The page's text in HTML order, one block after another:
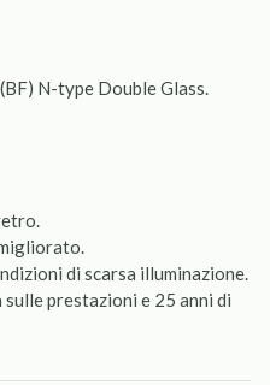
N-type Double Glass.
di scarsa illuminazione.
prestazioni e 25 anni di